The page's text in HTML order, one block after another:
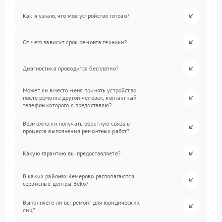
Как я узнаю, что мое устройство готово?
От чего зависит срок ремонта техники?
Диагностика проводится бесплатно?
Может ли вместо меня принять устройство
после ремонта другой человек, контактный
телефон которого я предоставлю?
Возможно ли получать обратную связь в
процессе выполнения ремонтных работ?
Какую гарантию вы предоставляете?
В каких районах Кемерово располагаются
сервисные центры Beko?
Выполняете ли вы ремонт для юридических
лиц?